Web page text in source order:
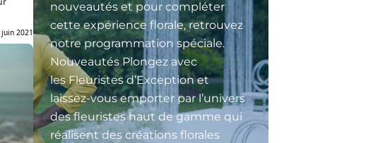
2021
nouveautés et pour compléter
cette expérience florale, retrouvez
notre programmation spéciale.
Nouveautés Plongez avec
les Fleuristes d’Exception et
laissez-vous emporter par l’univers
des fleuristes haut de gamme qui
réalisent des créations florales